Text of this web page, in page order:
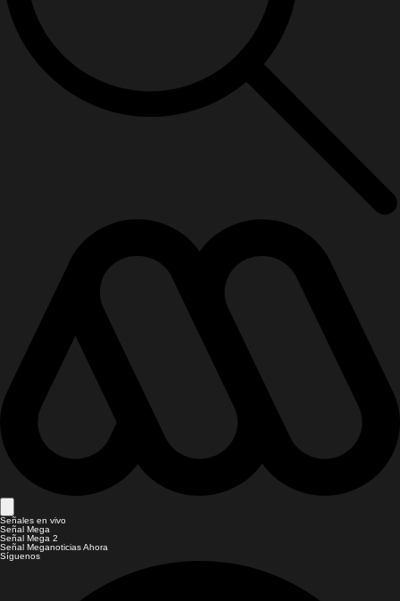
Señales en vivo
Señal Mega
Señal Mega 2
Señal Meganoticias Ahora
Síguenos